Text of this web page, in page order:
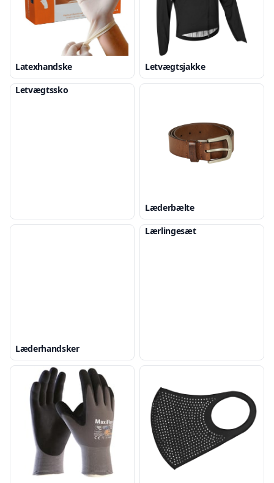
Latexhandske
Letvægtsjakke
Letvægtssko
Læderbælte
Læderhandsker
Lærlingesæt